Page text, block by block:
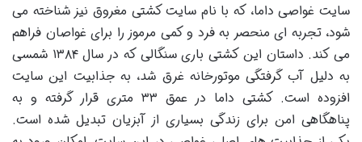
سایت غواصی داما، که با نام سایت کشتی مغروق نیز شناخته می
شود، تجربه ای منحصر به فرد و کمی مرموز را برای غواصان فراهم
می کند. داستان این کشتی باری سنگالی که در سال ۱۳۸۴ شمسی
به دلیل آب گرفتگی موتورخانه غرق شد، به جذابیت این سایت
افزوده است. کشتی داما در عمق ۳۳ متری قرار گرفته و به
پناهگاهی امن برای زندگی بسیاری از آبزیان تبدیل شده است.